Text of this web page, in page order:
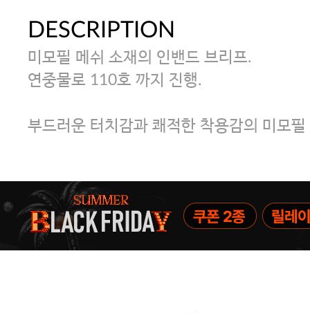
DESCRIPTION
미모필 메쉬 소재의 인밴드 브리프.
연중물로 110호 까지 진행.
부드러운 터치감과 쾌적한 착용감의 미모필